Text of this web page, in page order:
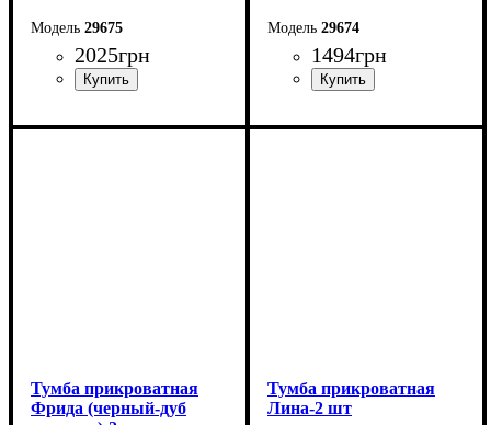
29675
2025грн
Ширина: 50,2 см
29674
1494грн
Ширина: 40 см
Тумба прикроватная
Фрида (черный-дуб
Тумба прикроватная
Лина-2 шт